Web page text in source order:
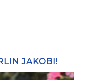
JAKOBI!